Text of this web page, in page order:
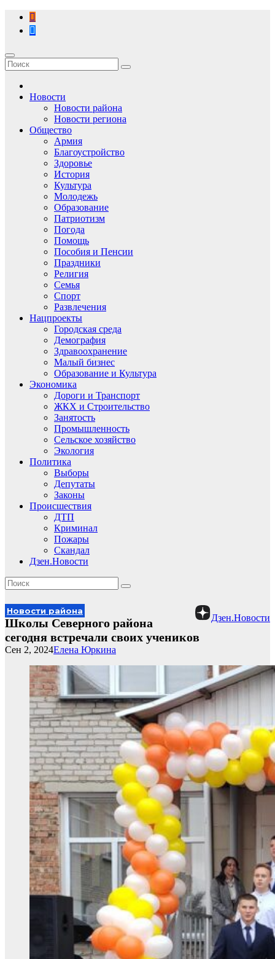
Перейти
содержимому
Новости
Новости района
Новости региона
Общество
Армия
Благоустройство
Здоровье
История
Культура
Молодежь
Образование
Патриотизм
Погода
Помощь
Пособия и Пенсии
Праздники
Религия
Семья
Спорт
Развлечения
Нацпроекты
Городская среда
Демография
Здравоохранение
Малый бизнес
Образование и Культура
Экономика
Дороги и Транспорт
ЖКХ и Строительство
Занятость
Промышленность
Сельское хозяйство
Экология
Политика
Выборы
Депутаты
Законы
Происшествия
ДТП
Криминал
Пожары
Скандал
Дзен.Новости
Дзен.Новости
Новости района
Школы Северного района
сегодня встречали своих учеников
Елена Юркина
Сен 2, 2024